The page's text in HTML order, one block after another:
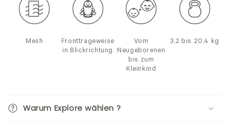
Mesh
Fronttrageweise
in Blickrichtung
Vom
Neugeborenen
bis zum
Kleinkind
3,2 bis 20,4 kg
Warum Explore wählen ?